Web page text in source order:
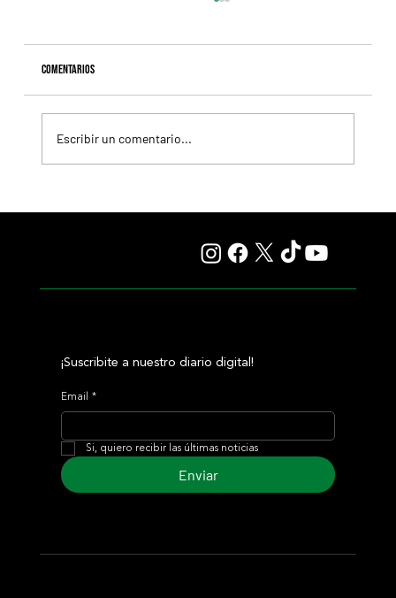
Comentarios
Escribir un comentario...
¡Suscribite a nuestro diario digital!
Email *
Si, quiero recibir las últimas noticias
Enviar